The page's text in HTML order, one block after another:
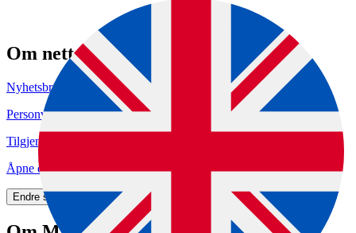
Om nettstedet
Nyhetsbrev
Personvern og informasjonskapsler
Tilgjengelighetserklæring (uustatus.no)
Åpne data (API)
Endre samtykke for informasjonskapsler